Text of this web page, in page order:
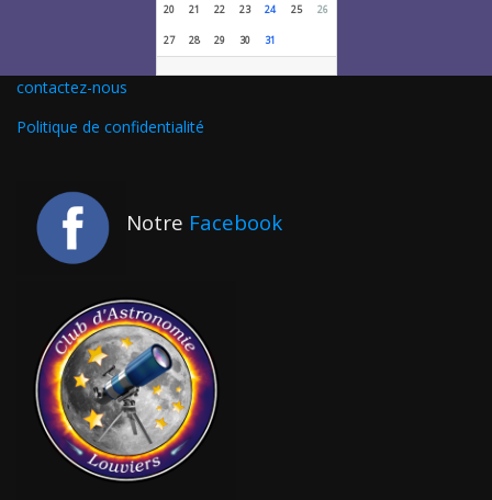
20 21 22 23 24 25 26
27 28 29 30 31
contactez-nous
Politique de confidentialité
Notre Facebook